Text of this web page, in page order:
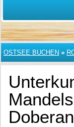
OSTSEE BUCHEN »